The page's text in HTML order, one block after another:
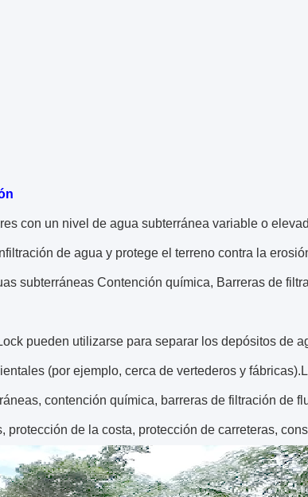
con un nivel de agua subterránea variable o
de agua y protege el terreno contra la
subterráneas Contención química, Barreras de
pueden utilizarse para separar los depósitos de
(por ejemplo, cerca de vertederos y
contención química, barreras de filtración de
protección de la costa, protección de carreteras,